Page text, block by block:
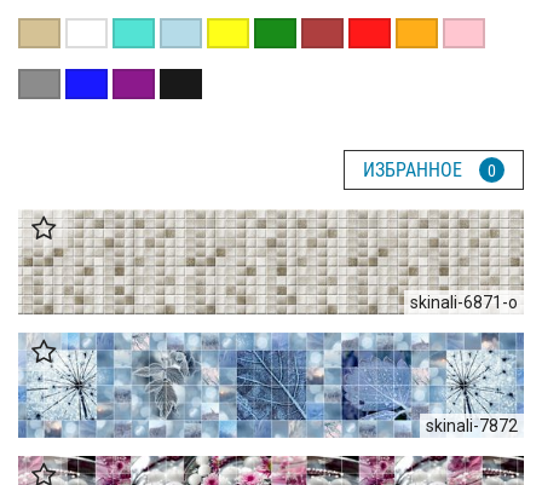
ИЗБРАННОЕ 0
skinali-6871-o
skinali-7872